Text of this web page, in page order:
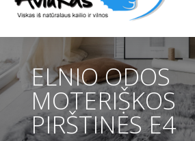
ELNIO ODOS
MOTERIŠKOS
PIRŠTINĖS E4